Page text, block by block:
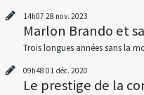
14h07 28 nov. 2023
Marlon Brando et
Trois longues années sans la
09h48 01 déc. 2020
Le prestige de la